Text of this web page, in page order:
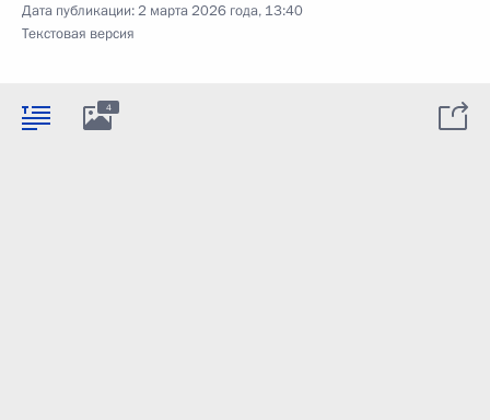
Дата публикации:2 марта 2026 года, 13:40
Текстовая версия
4